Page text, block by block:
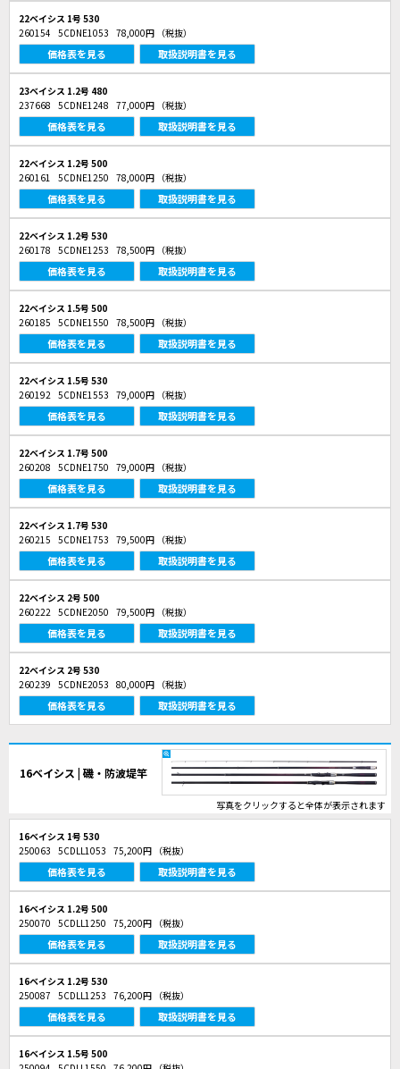
22ベイシス 1号 530
260154 5CDNE1053 78,000円 （税抜）
価格表を見る 取扱説明書を見る
23ベイシス 1.2号 480
237668 5CDNE1248 77,000円 （税抜）
価格表を見る 取扱説明書を見る
22ベイシス 1.2号 500
260161 5CDNE1250 78,000円 （税抜）
価格表を見る 取扱説明書を見る
22ベイシス 1.2号 530
260178 5CDNE1253 78,500円 （税抜）
価格表を見る 取扱説明書を見る
22ベイシス 1.5号 500
260185 5CDNE1550 78,500円 （税抜）
価格表を見る 取扱説明書を見る
22ベイシス 1.5号 530
260192 5CDNE1553 79,000円 （税抜）
価格表を見る 取扱説明書を見る
22ベイシス 1.7号 500
260208 5CDNE1750 79,000円 （税抜）
価格表を見る 取扱説明書を見る
22ベイシス 1.7号 530
260215 5CDNE1753 79,500円 （税抜）
価格表を見る 取扱説明書を見る
22ベイシス 2号 500
260222 5CDNE2050 79,500円 （税抜）
価格表を見る 取扱説明書を見る
22ベイシス 2号 530
260239 5CDNE2053 80,000円 （税抜）
価格表を見る 取扱説明書を見る
16ベイシス | 磯・防波堤竿
写真をクリックすると全体が表示されます
16ベイシス 1号 530
250063 5CDLL1053 75,200円 （税抜）
価格表を見る 取扱説明書を見る
16ベイシス 1.2号 500
250070 5CDLL1250 75,200円 （税抜）
価格表を見る 取扱説明書を見る
16ベイシス 1.2号 530
250087 5CDLL1253 76,200円 （税抜）
価格表を見る 取扱説明書を見る
16ベイシス 1.5号 500